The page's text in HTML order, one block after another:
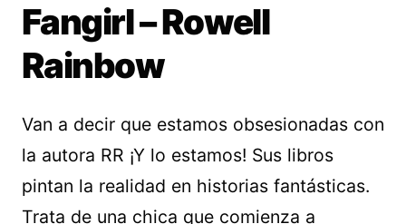
Fangirl – Rowell
Rainbow
Van a decir que estamos obsesionadas con
la autora RR ¡Y lo estamos! Sus libros
pintan la realidad en historias fantásticas.
Trata de una chica que comienza a